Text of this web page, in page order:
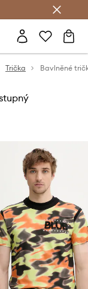
Trička Bavlněné